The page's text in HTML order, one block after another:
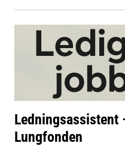
Lungfonden